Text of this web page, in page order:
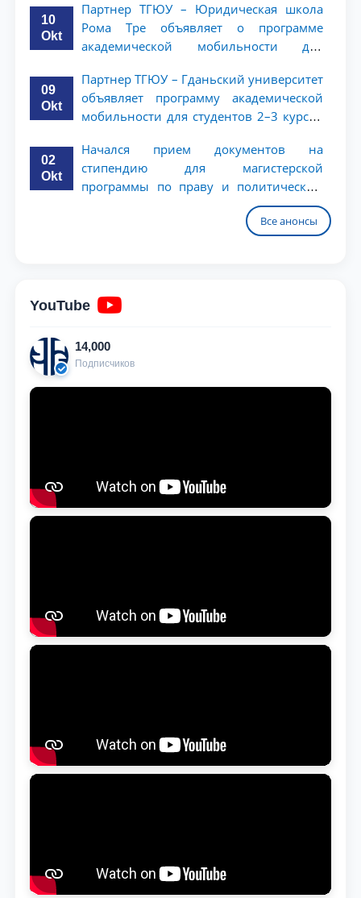
10
Okt
Партнер ТГЮУ – Юридическая школа
Рома Тре объявляет о программе
академической мобильности для
09
Okt
Партнер ТГЮУ – Гданьский университет
объявляет программу академической
мобильности для студентов 2–3 курсов
02
Okt
Начался прием документов на
стипендию для магистерской
программы по праву и политическим
наукам в Университете Нагоя
Все анонсы
YouTube
14,000
Подписчиков